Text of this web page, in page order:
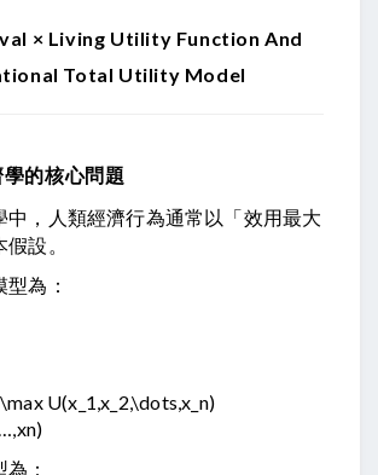
× Living Utility Function And
Total Utility Model
的核心問題
中，人類經濟行為通常以「效用最大
設。
為：
\max U(x_1,x_2,\dots,x_n)
,xn)
：